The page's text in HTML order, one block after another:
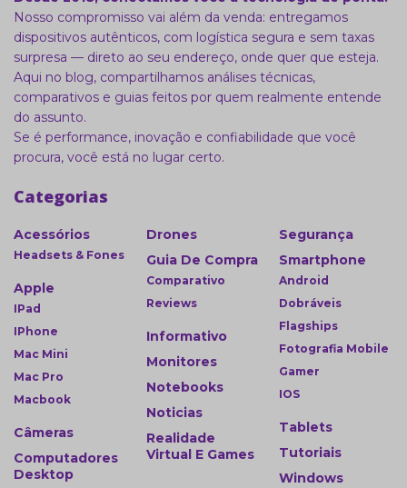
Nosso compromisso vai além da venda: entregamos
dispositivos autênticos, com logística segura e sem taxas
surpresa — direto ao seu endereço, onde quer que esteja.
Aqui no blog, compartilhamos análises técnicas,
comparativos e guias feitos por quem realmente entende
do assunto.
Se é performance, inovação e confiabilidade que você
procura, você está no lugar certo.
Categorias
Acessórios
Headsets & Fones
Apple
IPad
IPhone
Mac Mini
Mac Pro
Macbook
Câmeras
Computadores
Desktop
Drones
Guia De Compra
Comparativo
Reviews
Informativo
Monitores
Notebooks
Noticias
Realidade
Virtual E Games
Segurança
Smartphone
Android
Dobráveis
Flagships
Fotografia Mobile
Gamer
IOS
Tablets
Tutoriais
Windows